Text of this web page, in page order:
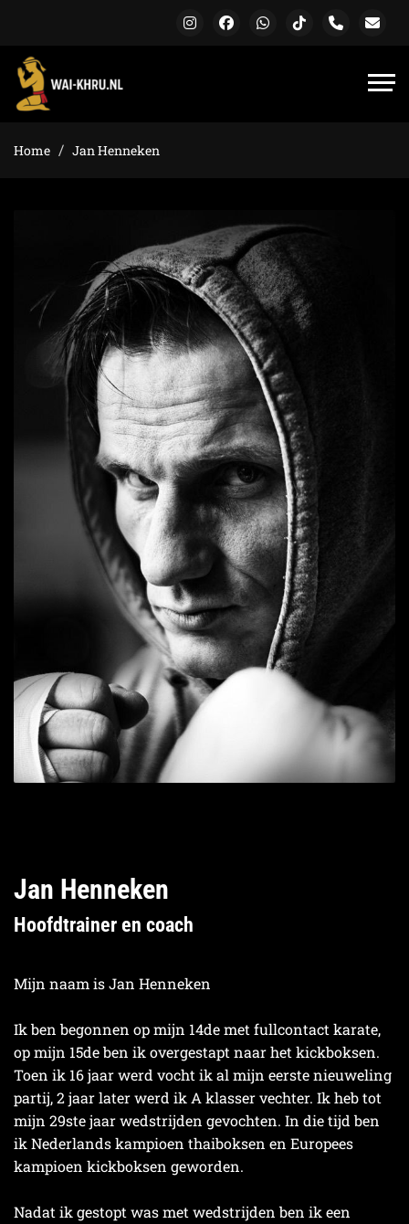
Home Jan Henneken
Jan Henneken
Hoofdtrainer en coach
Mijn naam is Jan Henneken
Ik ben begonnen op mijn 14de met fullcontact karate,
op mijn 15de ben ik overgestapt naar het kickboksen.
Toen ik 16 jaar werd vocht ik al mijn eerste nieuweling
partij, 2 jaar later werd ik A klasser vechter. Ik heb tot
mijn 29ste jaar wedstrijden gevochten. In die tijd ben
ik Nederlands kampioen thaiboksen en Europees
kampioen kickboksen geworden.
Nadat ik gestopt was met wedstrijden ben ik een